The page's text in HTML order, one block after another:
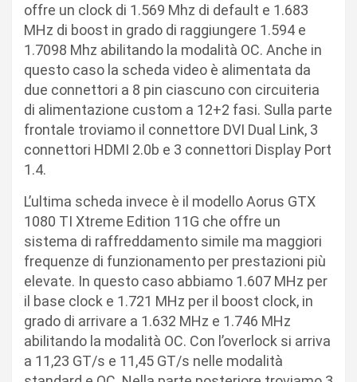
offre un clock di 1.569 Mhz di default e 1.683
MHz di boost in grado di raggiungere 1.594 e
1.7098 Mhz abilitando la modalità OC. Anche in
questo caso la scheda video è alimentata da
due connettori a 8 pin ciascuno con circuiteria
di alimentazione custom a 12+2 fasi. Sulla parte
frontale troviamo il connettore DVI Dual Link, 3
connettori HDMI 2.0b e 3 connettori Display Port
1.4.
L’ultima scheda invece è il modello Aorus GTX
1080 TI Xtreme Edition 11G che offre un
sistema di raffreddamento simile ma maggiori
frequenze di funzionamento per prestazioni più
elevate. In questo caso abbiamo 1.607 MHz per
il base clock e 1.721 MHz per il boost clock, in
grado di arrivare a 1.632 MHz e 1.746 MHz
abilitando la modalità OC. Con l’overlock si arriva
a 11,23 GT/s e 11,45 GT/s nelle modalità